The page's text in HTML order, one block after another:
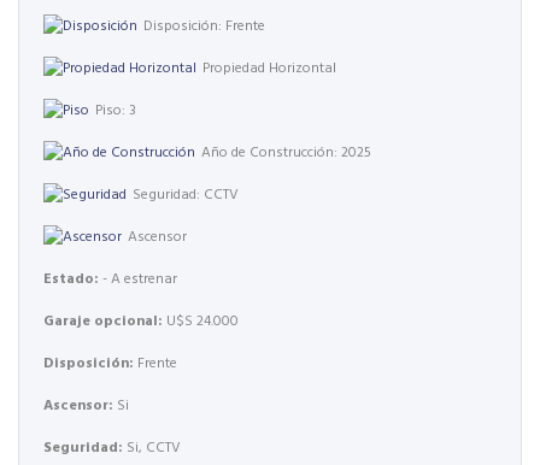
Disposición: Frente
Propiedad Horizontal
Piso: 3
Año de Construcción: 2025
Seguridad: CCTV
Ascensor
Estado: - A estrenar
Garaje opcional: U$S 24.000
Disposición: Frente
Ascensor: Si
Seguridad: Si, CCTV